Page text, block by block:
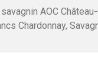
AOC
Chardonnay,